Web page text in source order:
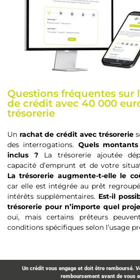
Questions fréquentes sur
de crédit avec 40 000
trésorerie
Un rachat de crédit avec trésorerie
des interrogations. Quels
inclus ?La trésorerie ajoutée
capacité d’emprunt et de votre
La trésorerie augmente-t-elle le
car elle est intégrée au prêt
intérêts supplémentaires. Est-il
trésorerie pour n’importe quel
oui, mais certains prêteurs
conditions spécifiques selon l’usage
Un crédit vous engage et doit être remboursé.
remboursement avant de vous